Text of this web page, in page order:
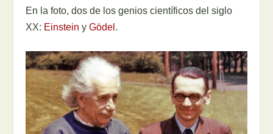
En la foto, dos de los genios científicos del siglo
XX: Einstein yGödel .